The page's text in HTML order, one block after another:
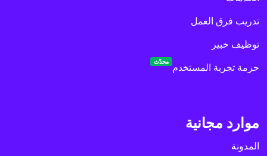
تدريب فرق العمل
توظيف خبير
حزمة تجربة المستخدم
محدّث
موارد مجانية
المدونة